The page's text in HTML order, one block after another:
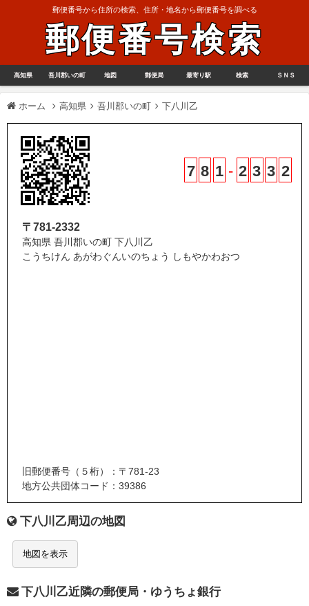
郵便番号から住所の検索、住所・地名から郵便番号を調べる
郵便番号検索
高知県 吾川郡いの町 地図 郵便局 最寄り駅 検索 ＳＮＳ
ホーム 高知県 吾川郡いの町 下八川乙
7 8 1 - 2 3 3 2
〒781-2332
高知県 吾川郡いの町 下八川乙
こうちけん あがわぐんいのちょう しもやかわおつ
旧郵便番号（５桁）：〒781-23
地方公共団体コード：39386
下八川乙周辺の地図
地図を表示
下八川乙近隣の郵便局・ゆうちょ銀行